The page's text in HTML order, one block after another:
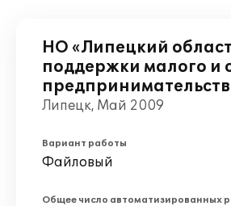
НО «Липецкий
поддержки малого и
Липецк, Май 2009
Вариант работы
Файловый
Общее число автоматизированных